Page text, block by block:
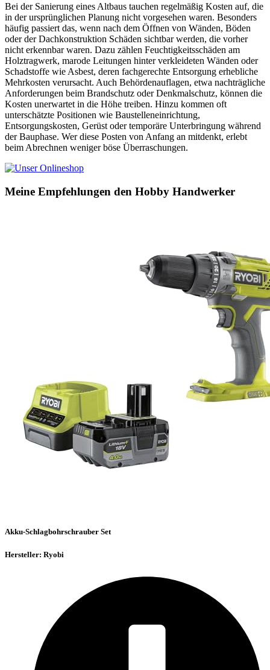
Bei der Sanierung eines Altbaus tauchen regelmäßig Kosten auf, die
in der ursprünglichen Planung nicht vorgesehen waren. Besonders
häufig passiert das, wenn nach dem Öffnen von Wänden, Böden
oder der Dachkonstruktion Schäden sichtbar werden, die vorher
nicht erkennbar waren. Dazu zählen Feuchtigkeitsschäden am
Holztragwerk, marode Leitungen hinter verkleideten Wänden oder
Schadstoffe wie Asbest, deren fachgerechte Entsorgung erhebliche
Mehrkosten verursacht. Auch Behördenauflagen, etwa nachträgliche
Anforderungen beim Brandschutz oder Denkmalschutz, können die
Kosten unerwartet in die Höhe treiben. Hinzu kommen oft
unterschätzte Positionen wie Baustelleneinrichtung,
Entsorgungskosten, Gerüst oder temporäre Unterbringung während
der Bauphase. Wer diese Posten von Anfang an mitdenkt, erlebt
beim Abrechnen weniger böse Überraschungen.
Meine Empfehlungen den Hobby Handwerker
Akku-Schlagbohrschrauber Set
Hersteller: Ryobi